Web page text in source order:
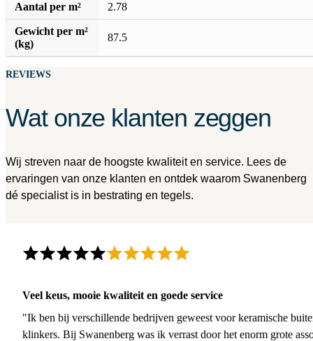
Aantal per m² 2.78
Gewicht per m²
(kg)
87.5
REVIEWS
Wat onze klanten zeggen
Wij streven naar de hoogste kwaliteit en service. Lees de
ervaringen van onze klanten en ontdek waarom Swanenberg
dé specialist is in bestrating en tegels.
Veel keus, mooie kwaliteit en goede service
"Ik ben bij verschillende bedrijven geweest voor keramische
klinkers. Bij Swanenberg was ik verrast door het enorm grote